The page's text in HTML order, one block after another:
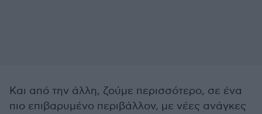
Και από την άλλη, ζούμε περισσότερο, σε ένα
πιο επιβαρυμένο περιβάλλον, με νέες ανάγκες